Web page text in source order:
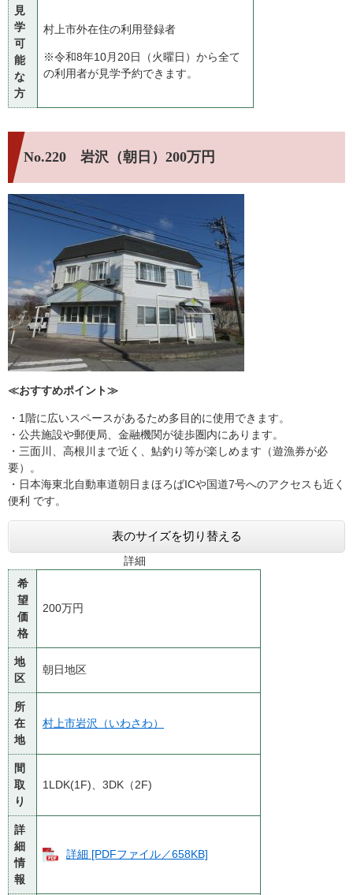
見
学
可
能
な
方
村上市外在住の利用登録者
※令和8年10月20日（火曜日）から全て
の利用者が見学予約できます。
No.220 岩沢（朝日）200万円
≪おすすめポイント≫
・1階に広いスペースがあるため多目的に使用できます。
・公共施設や郵便局、金融機関が徒歩圏内にあります。
・三面川、高根川まで近く、鮎釣り等が楽しめます（遊漁券が必
要）。
・日本海東北自動車道朝日まほろばICや国道7号へのアクセスも近く
便利 です。
表のサイズを切り替える
詳細
希
望
価
格
200万円
地
区
朝日地区
所
在
地
村上市岩沢（いわさわ）
間
取
り
1LDK(1F)、3DK（2F)
詳
細
情
報
詳細 [PDFファイル／658KB]